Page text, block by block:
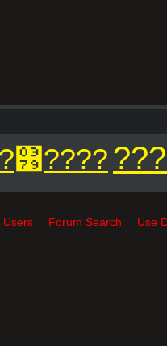
Users Forum Search Use